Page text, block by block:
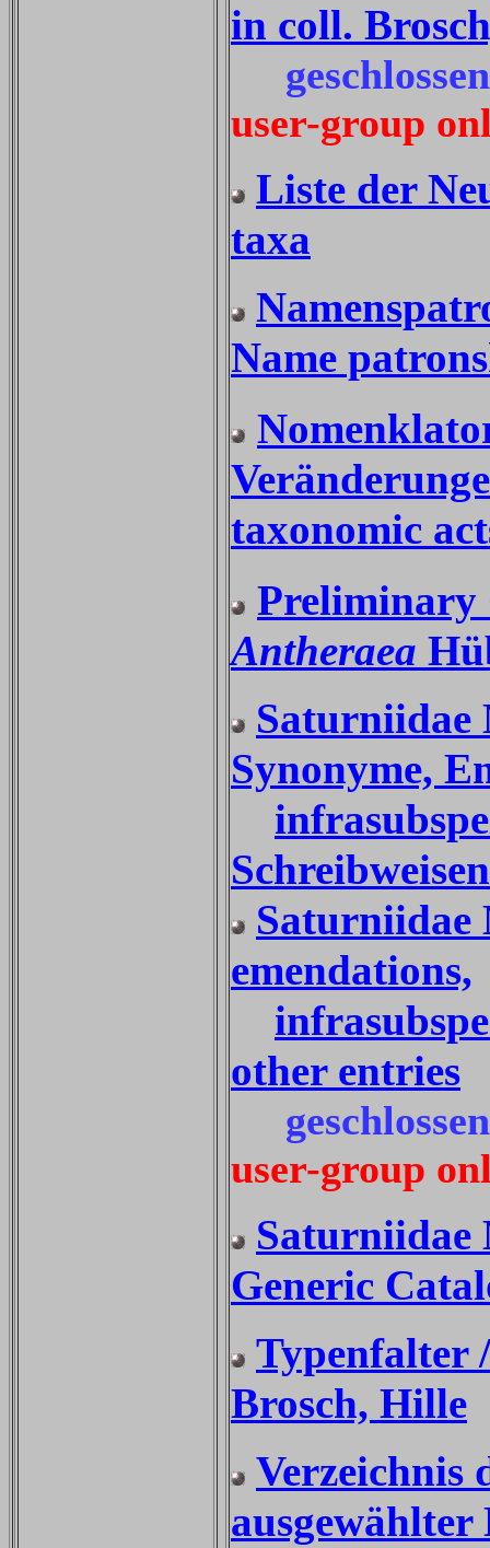
in coll.
user-group
Liste der
taxa
Name
taxonomic
Preliminary
Antheraea
Saturniidae
Synonyme,
Saturniidae
emendations,
other entries
user-group
Saturniidae
Generic
Typenfalter
Brosch, Hille
Verzeichnis